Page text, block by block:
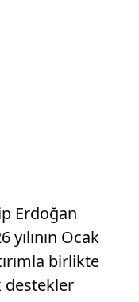
Erdoğan
Ocak
birlikte
destekler